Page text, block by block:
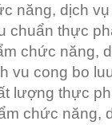
năng, dịch
chuẩn thực
chức năng,
vu cong bo
lượng thực
chức năng,